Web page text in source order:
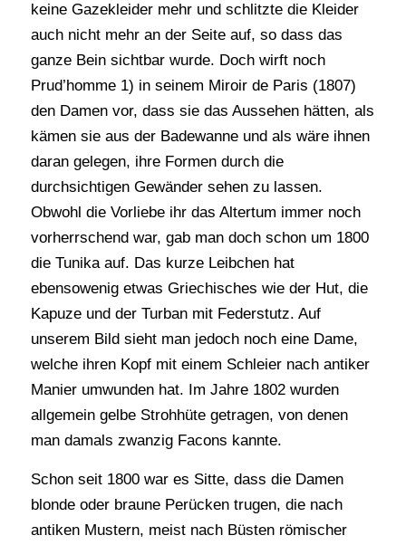
keine Gazekleider mehr und schlitzte die Kleider
auch nicht mehr an der Seite auf, so dass das
ganze Bein sichtbar wurde. Doch wirft noch
Prud’homme 1) in seinem Miroir de Paris (1807)
den Damen vor, dass sie das Aussehen hätten, als
kämen sie aus der Badewanne und als wäre ihnen
daran gelegen, ihre Formen durch die
durchsichtigen Gewänder sehen zu lassen.
Obwohl die Vorliebe ihr das Altertum immer noch
vorherrschend war, gab man doch schon um 1800
die Tunika auf. Das kurze Leibchen hat
ebensowenig etwas Griechisches wie der Hut, die
Kapuze und der Turban mit Federstutz. Auf
unserem Bild sieht man jedoch noch eine Dame,
welche ihren Kopf mit einem Schleier nach antiker
Manier umwunden hat. Im Jahre 1802 wurden
allgemein gelbe Strohhüte getragen, von denen
man damals zwanzig Facons kannte.
Schon seit 1800 war es Sitte, dass die Damen
blonde oder braune Perücken trugen, die nach
antiken Mustern, meist nach Büsten römischer